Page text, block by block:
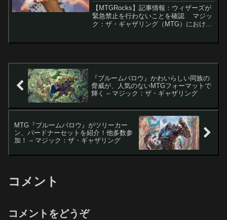
【MTGRocks】記事情報：ウィザーズが
緊急禁止を行わないことを確認 マジッ
ク：ザ・ギャザリング（MTG）における
『ブルームバロウ』かわいらしい同族の
脅威が、人気のないMTGフォーマットで
輝く – マジック：ザ・ギャザリング
MTG『ブルームバロウ』がツリーカー
ン、バードナーセットを紹介！他多数参
加！ – マジック：ザ・ギャザリング
コメント
コメントをどうぞ